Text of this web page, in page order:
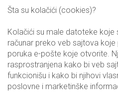
Šta su kolačići (cookies)?
Kolačići su male datoteke koje
računar preko veb sajtova
poruka e-pošte koje otvorite.
rasprostranjena kako bi veb
funkcionišu i kako bi njihovi
poslovne i marketinške